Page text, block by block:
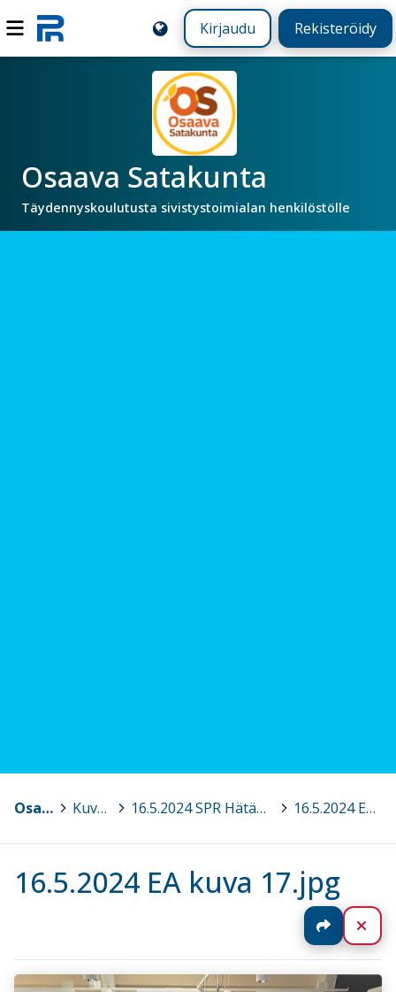
Kirjaudu Rekisteröidy
Osaava Satakunta
Täydennyskoulutusta sivistystoimialan henkilöstölle
Osaava Satakunta Kuvagalleria > 16.5.2024 SPR Hätäensiapukurssi 4 t® lasten ja nuorten parissa työskenteleville, Pori 16.5.2024 EA kuva 17.jpg
16.5.2024 EA kuva 17.jpg
Jaa